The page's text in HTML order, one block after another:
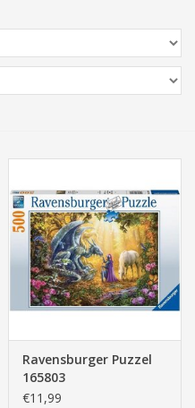
Ravensburger Puzzel
165803
Drakenfluisteraar - 500
€11,99